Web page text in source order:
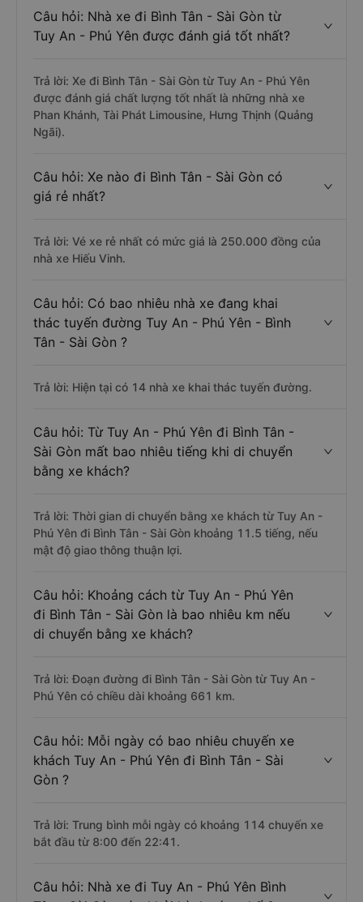
Câu hỏi: Nhà xe đi Bình Tân - Sài Gòn từ
Tuy An - Phú Yên được đánh giá tốt nhất?
Trả lời: Xe đi Bình Tân - Sài Gòn từ Tuy An - Phú Yên
được đánh giá chất lượng tốt nhất là những nhà xe
Phan Khánh, Tài Phát Limousine, Hưng Thịnh (Quảng
Ngãi).
Câu hỏi: Xe nào đi Bình Tân - Sài Gòn có
giá rẻ nhất?
Trả lời: Vé xe rẻ nhất có mức giá là 250.000 đồng của
nhà xe Hiếu Vinh.
Câu hỏi: Có bao nhiêu nhà xe đang khai
thác tuyến đường Tuy An - Phú Yên - Bình
Tân - Sài Gòn ?
Trả lời: Hiện tại có 14 nhà xe khai thác tuyến đường.
Câu hỏi: Từ Tuy An - Phú Yên đi Bình Tân -
Sài Gòn mất bao nhiêu tiếng khi di chuyển
bằng xe khách?
Trả lời: Thời gian di chuyển bằng xe khách từ Tuy An -
Phú Yên đi Bình Tân - Sài Gòn khoảng 11.5 tiếng, nếu
mật độ giao thông thuận lợi.
Câu hỏi: Khoảng cách từ Tuy An - Phú Yên
đi Bình Tân - Sài Gòn là bao nhiêu km nếu
di chuyển bằng xe khách?
Trả lời: Đoạn đường đi Bình Tân - Sài Gòn từ Tuy An -
Phú Yên có chiều dài khoảng 661 km.
Câu hỏi: Mỗi ngày có bao nhiêu chuyến xe
khách Tuy An - Phú Yên đi Bình Tân - Sài
Gòn ?
Trả lời: Trung bình mỗi ngày có khoảng 114 chuyến xe
bắt đầu từ 8:00 đến 22:41.
Câu hỏi: Nhà xe đi Tuy An - Phú Yên Bình